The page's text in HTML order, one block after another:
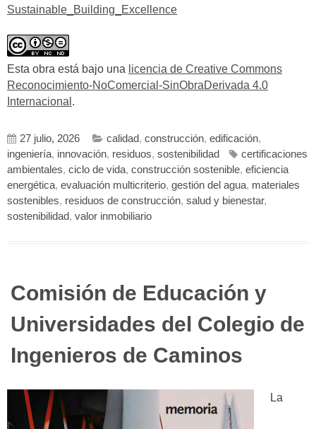
Sustainable_Building_Excellence
Esta obra está bajo una licencia de Creative Commons
Reconocimiento-NoComercial-SinObraDerivada 4.0
Internacional .
27 julio, 2026 calidad, construcción, edificación,
ingeniería, innovación, residuos, sostenibilidad
certificaciones
ambientales, ciclo de vida, construcción sostenible, eficiencia
energética, evaluación multicriterio, gestión del agua, materiales
sostenibles, residuos de construcción, salud y bienestar,
sostenibilidad, valor inmobiliario
Comisión de Educación y
Universidades del Colegio de
Ingenieros de Caminos
La